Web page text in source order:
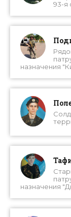
93-я
назначения
назначения